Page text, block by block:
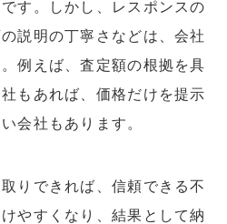
す。しかし、レスポンスの
説明の丁寧さなどは、会社
例えば、査定額の根拠を具
もあれば、価格だけを提示
会社もあります。
りできれば、信頼できる不
やすくなり、結果として納